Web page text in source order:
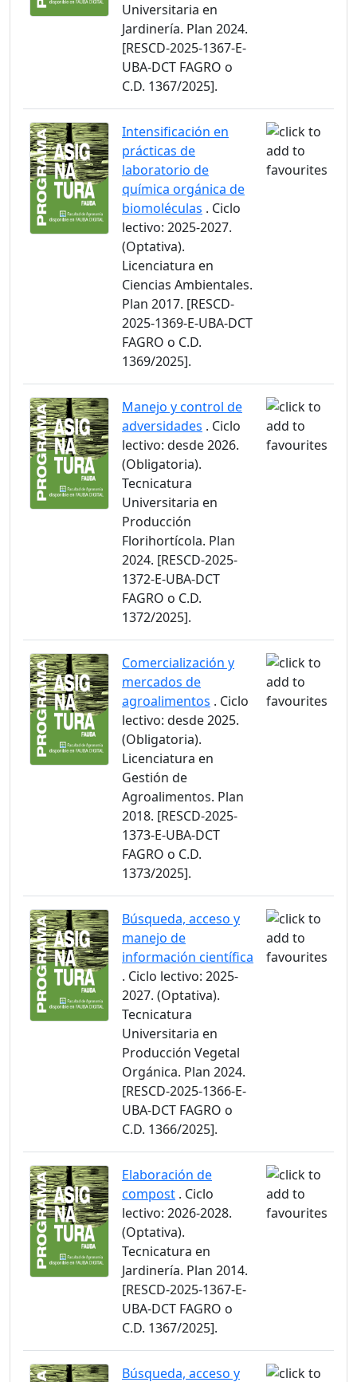
Universitaria en
Jardinería. Plan 2024.
[RESCD-2025-1367-E-
UBA-DCT FAGRO o
C.D. 1367/2025].
Intensificación en
prácticas de
laboratorio de
química orgánica de
biomoléculas . Ciclo
lectivo: 2025-2027.
(Optativa).
Licenciatura en
Ciencias Ambientales.
Plan 2017. [RESCD-
2025-1369-E-UBA-DCT
FAGRO o C.D.
1369/2025].
Manejo y control de
adversidades . Ciclo
lectivo: desde 2026.
(Obligatoria).
Tecnicatura
Universitaria en
Producción
Florihortícola. Plan
2024. [RESCD-2025-
1372-E-UBA-DCT
FAGRO o C.D.
1372/2025].
Comercialización y
mercados de
agroalimentos . Ciclo
lectivo: desde 2025.
(Obligatoria).
Licenciatura en
Gestión de
Agroalimentos. Plan
2018. [RESCD-2025-
1373-E-UBA-DCT
FAGRO o C.D.
1373/2025].
Búsqueda, acceso y
manejo de
información científica
. Ciclo lectivo: 2025-
2027. (Optativa).
Tecnicatura
Universitaria en
Producción Vegetal
Orgánica. Plan 2024.
[RESCD-2025-1366-E-
UBA-DCT FAGRO o
C.D. 1366/2025].
Elaboración de
compost . Ciclo
lectivo: 2026-2028.
(Optativa).
Tecnicatura en
Jardinería. Plan 2014.
[RESCD-2025-1367-E-
UBA-DCT FAGRO o
C.D. 1367/2025].
Búsqueda, acceso y